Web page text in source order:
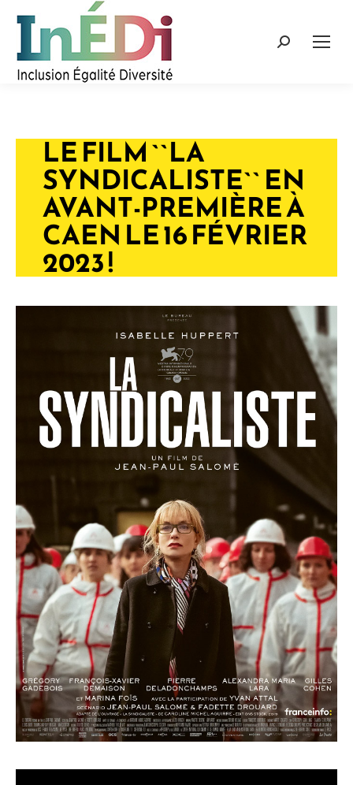
Recherche
LE FILM ``LA
SYNDICALISTE`` EN
AVANT-PREMIÈRE À
CAEN LE 16 FÉVRIER
2023 !